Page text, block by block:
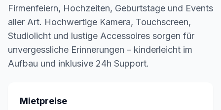
Firmenfeiern, Hochzeiten, Geburtstage und Events
aller Art. Hochwertige Kamera, Touchscreen,
Studiolicht und lustige Accessoires sorgen für
unvergessliche Erinnerungen – kinderleicht im
Aufbau und inklusive 24h Support.
Mietpreise